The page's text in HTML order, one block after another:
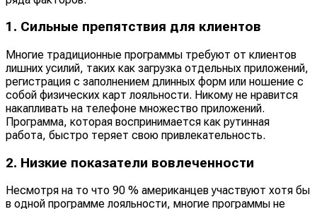
1. Сильные препятствия для клиентов
Многие традиционные программы требуют от клиентов
лишних усилий, таких как загрузка отдельных приложений,
регистрация с заполнением длинных форм или ношение с
собой физических карт лояльности. Никому не нравится
накапливать на телефоне множество приложений.
Программа, которая воспринимается как рутинная
работа, быстро теряет свою привлекательность.
2. Низкие показатели вовлеченности
Несмотря на то что 90 % американцев участвуют хотя бы
в одной программе лояльности, многие программы не